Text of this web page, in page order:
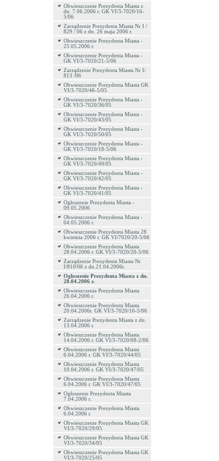
Obwieszczenie Prezydenta Miasta z
dn. 7.06.2006 r. GK VI/3-7020/16-
5/06
Zarządzenie Prezydenta Miasta Nr I /
829 / 06 z dn. 26 maja 2006 r.
Obwieszczenie Prezydenta Miasta -
25.05.2006 r.
Obwieszczenie Prezydenta Miasta -
GK VI/3-7020/21-5/06
Zarządzenie Prezydenta Miasta Nr I/
813 /06
Obwieszczenie Prezydenta Miasta GK
VI/3-7020/46-5/05
Obwieszczenie Prezydenta Miasta -
GK VI/3-7020/36/05
Obwieszczenie Prezydenta Miasta -
GK VI/3-7020/43/05
Obwieszczenie Prezydenta Miasta -
GK VI/3-7020/50/05
Obwieszczenie Prezydenta Miasta -
GK VI/3-7020/18-5/06
Obwieszczenie Prezydenta Miasta -
GK VI/3-7020/49/05
Obwieszczenie Prezydenta Miasta -
GK VI/3-7020/42/05
Obwieszczenie Prezydenta Miasta -
GK VI/3-7020/41/05
Ogłoszenie Prezydenta Miasta -
09.05.2006
Obwieszczenie Prezydenta Miasta -
04.05.2006 r.
Obwieszczenie Prezydenta Miasta 28
kwietnia 2006 r. GK VI/7020/20-5/06
Obwieszczenie Prezydenta Miasta
28.04.2006 r. GK VI/3-7020/20-5/06
Zarządzenie Prezydenta Miasta Nr
I/810/06 z dn.21.04.2006r.
Ogłoszenie Prezydenta Miasta z dn.
28.04.2006 r.
Obwieszczenie Prezydenta Miasta
26.04.2006 r.
Obwieszczenie Prezydenta Miasta
20.04.2006r. GK VI/3-7020/16-5/06
Zarządzenie Prezydenta Miasta z dn.
13.04.2006 r.
Obwieszczenie Prezydenta Miasta
14.04.2006 r. GK VI/3-7020/08-2/06
Obwieszczenie Prezydenta Miasta
6.04.2006 r. GK VI/3-7020/44/05
Obwieszczenie Prezydenta Miasta
10.04.2006 r. GK VI/3-7020/47/05
Obwieszczenie Prezydenta Miasta
6.04.2006 r. GK VI/3-7020/47/05
Ogłoszenie Prezydenta Miasta
7.04.2006 r.
Obwieszczenie Prezydenta Miasta
6.04.2006 r.
Obwieszczenie Prezydenta Miasta GK
VI/3-7020/29/05
Obwieszczenie Prezydenta Miasta GK
VI/3-7020/34/05
Obwieszczenie Prezydenta Miasta GK
VI/3-7020/25/05